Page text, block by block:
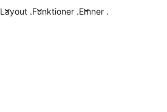
Layout .Funktioner .Emner .